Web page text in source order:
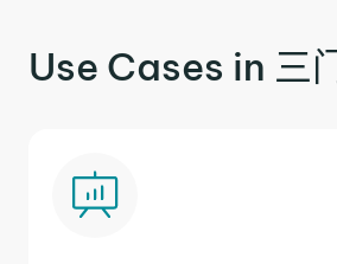
Use Cases in 三